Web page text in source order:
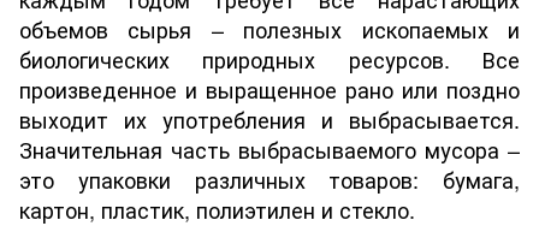
объемов сырья – полезных ископаемых и
биологических природных ресурсов. Все
произведенное и выращенное рано или поздно
выходит их употребления и выбрасывается.
Значительная часть выбрасываемого мусора –
это упаковки различных товаров: бумага,
картон, пластик, полиэтилен и стекло.